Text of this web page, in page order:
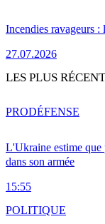
Incendies ravageurs :
27.07.2026
LES PLUS
L'Ukraine estime que
dans son armée
15:55
PRODÉFENSE
POLITIQUE